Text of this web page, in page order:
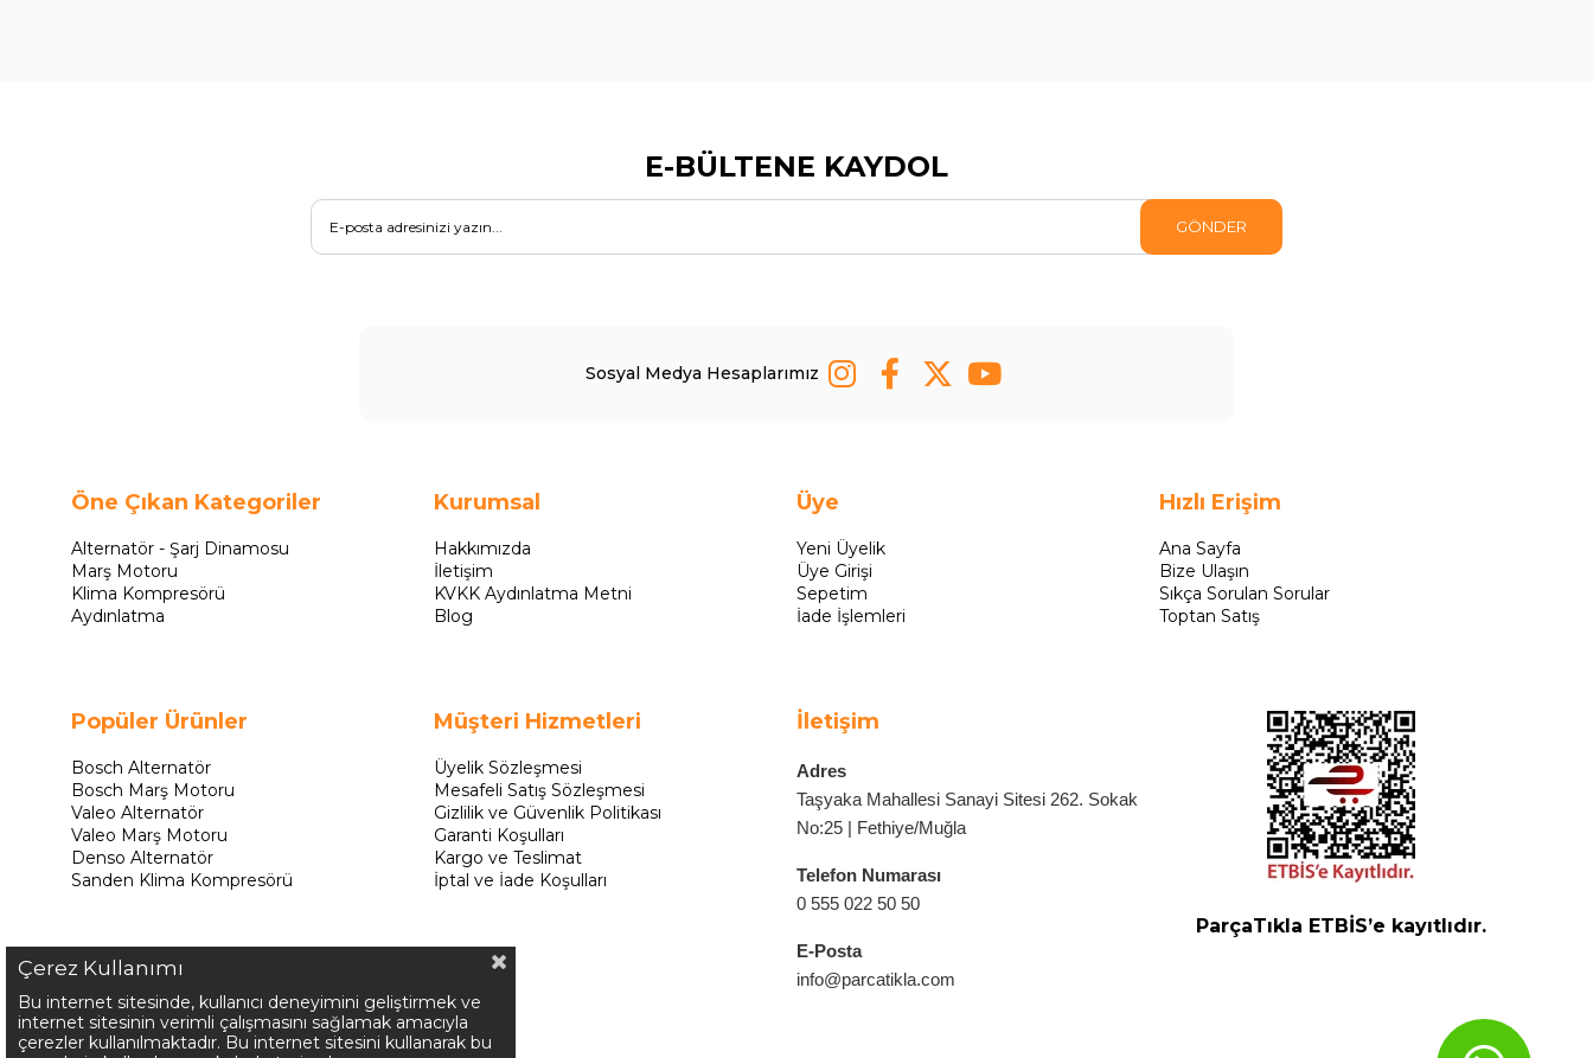
E-BÜLTENE KAYDOL
GÖNDER
Sosyal Medya Hesaplarımız
Öne Çıkan Kategoriler
Alternatör - Şarj Dinamosu
Marş Motoru
Klima Kompresörü
Aydınlatma
Popüler Ürünler
Bosch Alternatör
Bosch Marş Motoru
Valeo Alternatör
Valeo Marş Motoru
Denso Alternatör
Sanden Klima Kompresörü
Kurumsal
Hakkımızda
İletişim
KVKK Aydınlatma Metni
Blog
Müşteri Hizmetleri
Üyelik Sözleşmesi
Mesafeli Satış Sözleşmesi
Gizlilik ve Güvenlik Politikası
Garanti Koşulları
Kargo ve Teslimat
İptal ve İade Koşulları
Üye
Yeni Üyelik
Üye Girişi
Sepetim
İade İşlemleri
İletişim
Adres
Taşyaka Mahallesi Sanayi Sitesi 262. Sokak
No:25 | Fethiye/Muğla
Telefon Numarası
0 555 022 50 50
E-Posta
info@parcatikla.com
Hızlı Erişim
Ana Sayfa
Bize Ulaşın
Sıkça Sorulan Sorular
Toptan Satış
ParçaTıkla ETBİS’e kayıtlıdır.
Çerez Kullanımı
Bu internet sitesinde, kullanıcı deneyimini geliştirmek ve
internet sitesinin verimli çalışmasını sağlamak amacıyla
çerezler kullanılmaktadır. Bu internet sitesini kullanarak bu